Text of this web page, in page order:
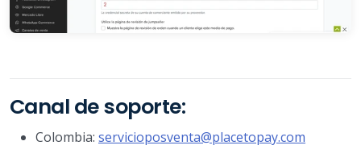
Canal de soporte:
Colombia: servicioposventa@placetopay.com